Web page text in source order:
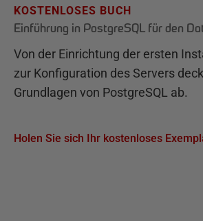
KOSTENLOSES BUCH
Einführung in PostgreSQL für den
Von der Einrichtung der ersten
zur Konfiguration des Servers
Grundlagen von PostgreSQL ab.
Holen Sie sich Ihr kostenloses